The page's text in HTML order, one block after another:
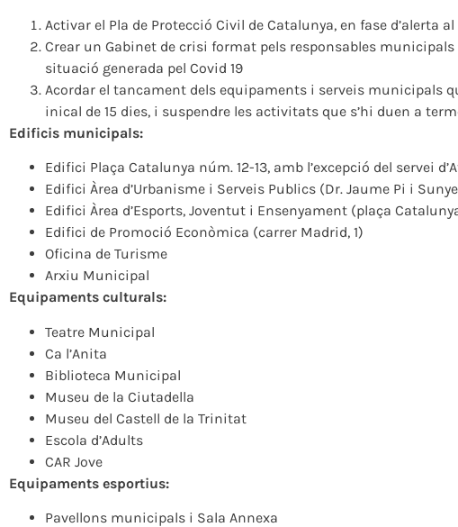
Activar el Pla de Protecció Civil de Catalunya, en fase d’alerta
Crear un Gabinet de crisi format pels responsables
situació generada pel Covid 19
Acordar el tancament dels equipaments i serveis municipals
inical de 15 dies, i suspendre les activitats que s’hi duen a
Edificis municipals:
Edifici Plaça Catalunya núm. 12-13, amb l’excepció del servei
Edifici Àrea d’Urbanisme i Serveis Publics (Dr. Jaume Pi i
Edifici Àrea d’Esports, Joventut i Ensenyament (plaça
Edifici de Promoció Econòmica (carrer Madrid, 1)
Oficina de Turisme
Arxiu Municipal
Equipaments culturals:
Teatre Municipal
Ca l’Anita
Biblioteca Municipal
Museu de la Ciutadella
Museu del Castell de la Trinitat
Escola d’Adults
CAR Jove
Equipaments esportius:
Pavellons municipals i Sala Annexa